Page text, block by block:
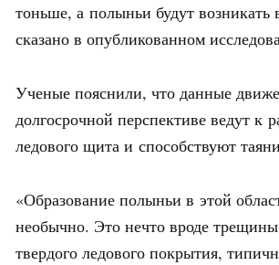
тоньше, а полыньи будут
сказано в опубликованном
Ученые пояснили, что данные
долгосрочной перспективе ведут к
ледового щита и способствуют
«Образование полыньи в этой
необычно. Это нечто вроде
твердого ледового покрытия,